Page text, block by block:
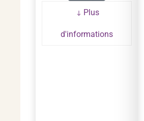
Plus
d'informations